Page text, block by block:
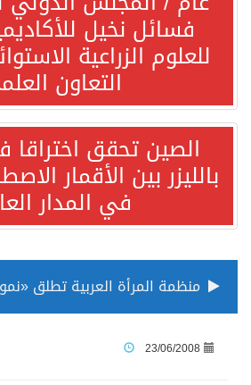
فسائل نخيل
للعلوم الزراعية
التعاون
الصين تحقق اختراقا
بالليزر بين الأقمار
في المدار
23/06/2008